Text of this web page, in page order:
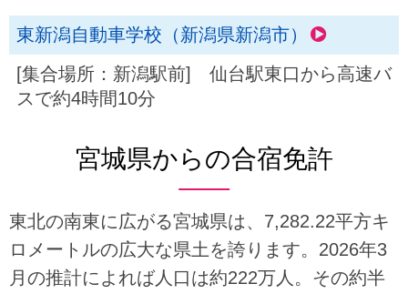
東新潟自動車学校（新潟県新潟市）
[集合場所：新潟駅前] 仙台駅東口から高速バ
スで約4時間10分
宮城県からの合宿免許
東北の南東に広がる宮城県は、7,282.22平方キ
ロメートルの広大な県土を誇ります。2026年3
月の推計によれば人口は約222万人。その約半